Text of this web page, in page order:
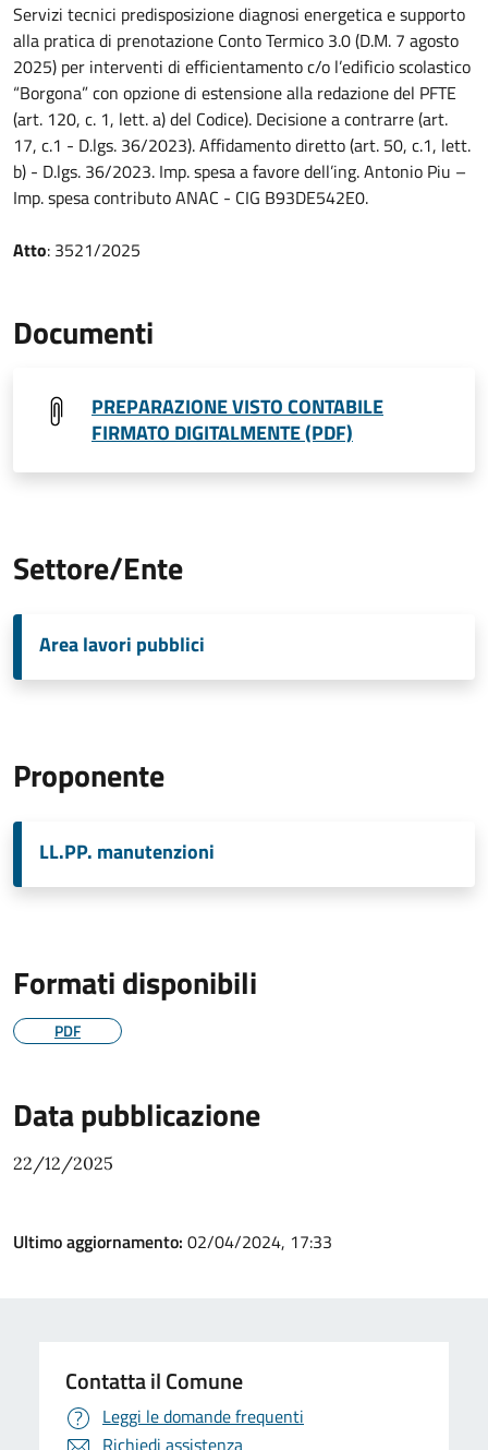
Servizi tecnici predisposizione diagnosi energetica e supporto
alla pratica di prenotazione Conto Termico 3.0 (D.M. 7 agosto
2025) per interventi di efficientamento c/o l’edificio scolastico
“Borgona” con opzione di estensione alla redazione del PFTE
(art. 120, c. 1, lett. a) del Codice). Decisione a contrarre (art.
17, c.1 - D.lgs. 36/2023). Affidamento diretto (art. 50, c.1, lett.
b) - D.lgs. 36/2023. Imp. spesa a favore dell’ing. Antonio Piu –
Imp. spesa contributo ANAC - CIG B93DE542E0.
Atto: 3521/2025
Documenti
PREPARAZIONE VISTO CONTABILE
FIRMATO DIGITALMENTE (PDF)
Settore/Ente
Area lavori pubblici
Proponente
LL.PP. manutenzioni
Formati disponibili
PDF
Data pubblicazione
22/12/2025
Ultimo aggiornamento: 02/04/2024, 17:33
Contatta il Comune
Leggi le domande frequenti
Richiedi assistenza